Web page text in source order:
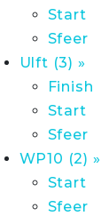
Start
Sfeer
Ulft (3) »
Finish
Start
Sfeer
WP10 (2) »
Start
Sfeer